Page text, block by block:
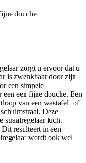
douche
zorgt u ervoor dat u
is zwenkbaar door zijn
een simpele
een een fijne douche. Een
van een wastafel- of
Deze
straalregelaar lucht
resulteert in een
wordt ook wel